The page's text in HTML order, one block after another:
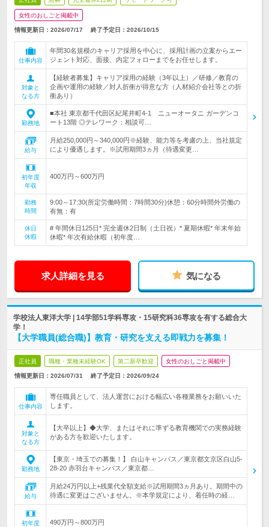
女性のおしごと掲載中
情報更新日：2026/07/17 終了予定日： 2026/10/15
仕事内容
年間30名規模のキャリア採用を中心に、採用計画の立案からエー
ジェント対応、面接、内定フォローまでをお任せします。
対象と
なる方
【経験者募集】キャリア採用の経験（3年以上）／研修／教育の
企画や運用の経験／対人折衝が得意な方（人材紹介会社等との折
衝あり）
勤務地
■本社 東京都千代田区紀尾井町4-1 ニューオータニ ガーデンコ
ート13階 ◎テレワーク：相談可…
給与
月給250,000円～340,000円※経験、能力等を考慮の上、当社規定
により優遇します。※試用期間3ヵ月（待遇変更…
初年度
年収
400万円～600万円
勤務
時間
9:00～17:30(所定労働時間：7時間30分)休憩：60分時間外労働の
有無：有
休日
休暇
# 年間休日125日* 完全週休2日制（土日祝）* 夏期休暇* 年末年始
休暇* 年次有給休暇（初年度…
求人詳細を見る 気になる
学校法人東洋大学 | 14学部51学科専攻・15研究科36専攻を有する総合大
学！
【大学職員(総合職)】教育・研究を支える即戦力を募集！
正社員 職種・業種未経験OK 第二新卒歓迎 女性のおしごと掲載中
情報更新日：2026/07/31 終了予定日： 2026/09/24
仕事内容
専任職員として、法人運営における幅広い各種業務をお願いいた
します。
対象と
なる方
【大卒以上】◆大学、またはそれに準ずる教育機関での実務経験
がある方を歓迎いたします。
勤務地
【東京・埼玉での募集！】 白山キャンパス／東京都文京区白山5‐
28‐20 赤羽台キャンパス／東京都…
給与
月給24万円以上+残業代全額支給※試用期間3ヵ月あり。期間中の
待遇に変更はございません。※本学規定により、着任時の経…
初年度
490万円～800万円